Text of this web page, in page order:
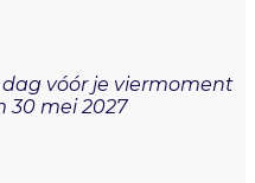
dag vóór je viermoment
30 mei 2027